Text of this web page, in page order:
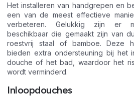
Het installeren van handgrepen en
een van de meest effectieve
verbeteren. Gelukkig zijn er
beschikbaar die gemaakt zijn van
roestvrij staal of bamboe. Deze
bieden extra ondersteuning bij het
douche of het bad, waardoor het
wordt verminderd.
Inloopdouches